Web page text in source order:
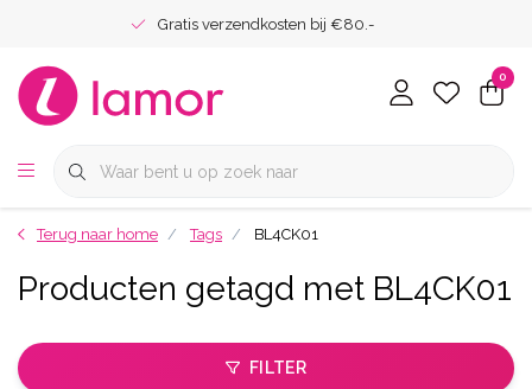
Gratis verzendkosten bij €80.-
0
Terug naar home Tags BL4CK01
Producten getagd met BL4CK01
FILTER